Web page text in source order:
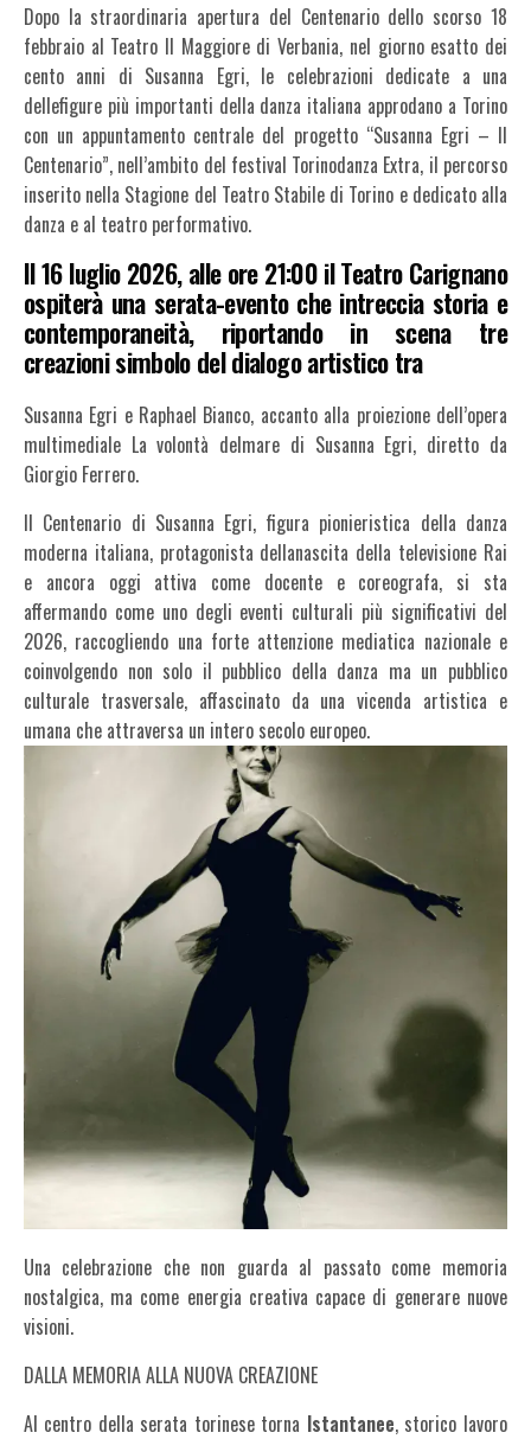
Dopo la straordinaria apertura del Centenario dello scorso 18
febbraio al Teatro Il Maggiore di Verbania, nel giorno esatto dei
cento anni di Susanna Egri, le celebrazioni dedicate a una
dellefigure più importanti della danza italiana approdano a Torino
con un appuntamento centrale del progetto “Susanna Egri – Il
Centenario”, nell’ambito del festival Torinodanza Extra, il percorso
inserito nella Stagione del Teatro Stabile di Torino e dedicato alla
danza e al teatro performativo.
Il 16 luglio 2026, alle ore 21:00 il Teatro Carignano
ospiterà una serata-evento che intreccia storia e
contemporaneità, riportando in scena tre
creazioni simbolo del dialogo artistico tra
Susanna Egri e Raphael Bianco, accanto alla proiezione dell’opera
multimediale La volontà delmare di Susanna Egri, diretto da
Giorgio Ferrero.
Il Centenario di Susanna Egri, figura pionieristica della danza
moderna italiana, protagonista dellanascita della televisione Rai
e ancora oggi attiva come docente e coreografa, si sta
affermando come uno degli eventi culturali più significativi del
2026, raccogliendo una forte attenzione mediatica nazionale e
coinvolgendo non solo il pubblico della danza ma un pubblico
culturale trasversale, affascinato da una vicenda artistica e
umana che attraversa un intero secolo europeo.
Una celebrazione che non guarda al passato come memoria
nostalgica, ma come energia creativa capace di generare nuove
visioni.
DALLA MEMORIA ALLA NUOVA CREAZIONE
Al centro della serata torinese torna Istantanee, storico lavoro